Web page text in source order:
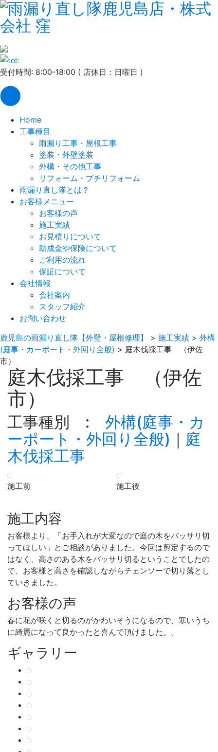
受付時間: 8:00-18:00 ( 店休日：日曜日 )
Home
工事種目
雨漏り工事・屋根工事
塗装・外壁塗装
外構・その他工事
リフォーム・プチリフォーム
雨漏り直し隊とは？
お客様メニュー
お客様の声
施工実績
お見積りについて
助成金や保険について
ご利用の流れ
保証について
会社情報
会社案内
スタッフ紹介
お問い合わせ
鹿児島の雨漏り直し隊【外壁・屋根修理】
> 施工実績 > 外構
(庭事・カーポート・外回り全般) > 庭木伐採工事 （伊佐
市）
庭木伐採工事 （伊佐
市）
工事種別 : 外構(庭事・カ
ーポート・外回り全般) ｜ 庭
木伐採工事
施工前 施工後
施工内容
お客様より、「お手入れが大変なので庭の木をバッサリ切
ってほしい」とご相談がありました。今回は剪定するので
はなく、高さのある木をバッサリ切るということでしたの
で、お客様と高さを確認しながらチェンソーで切り落とし
ていきました。
お客様の声
春に花が咲くと切るのがかわいそうになるので、寒いうち
に綺麗になって良かったと喜んで頂けました。。
ギャラリー